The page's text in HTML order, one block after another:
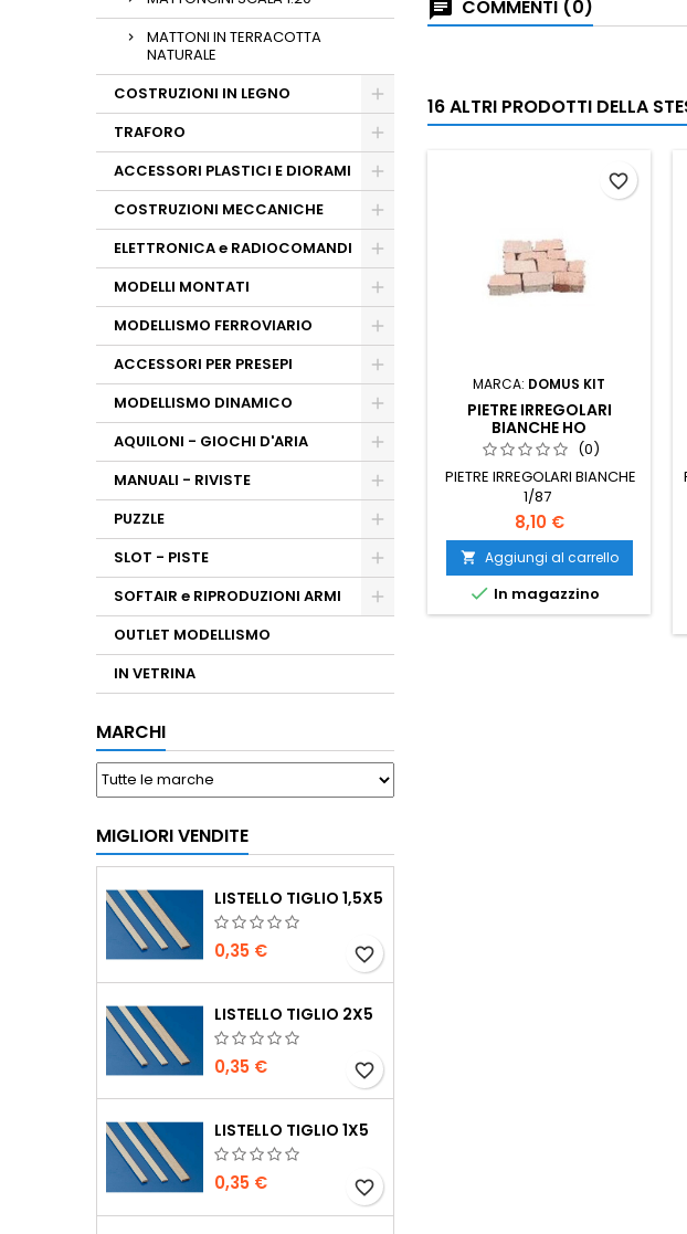
MATTONI IN TERRACOTTA
NATURALE
COSTRUZIONI IN LEGNO
TRAFORO
ACCESSORI PLASTICI E DIORAMI
COSTRUZIONI MECCANICHE
ELETTRONICA e RADIOCOMANDI
MODELLI MONTATI
MODELLISMO FERROVIARIO
ACCESSORI PER PRESEPI
MODELLISMO DINAMICO
AQUILONI - GIOCHI D'ARIA
MANUALI - RIVISTE
PUZZLE
SLOT - PISTE
SOFTAIR e RIPRODUZIONI ARMI
OUTLET MODELLISMO
IN VETRINA
MARCHI
MIGLIORI VENDITE
LISTELLO TIGLIO 1,5X5
0,35 € favorite_border
LISTELLO TIGLIO 2X5
0,35 € favorite_border
LISTELLO TIGLIO 1X5
0,35 € favorite_border
COMMENTI (0)
16 ALTRI PRODOTTI DELLA
MARCA: DOMUS KIT
PIETRE IRREGOLARI
BIANCHE HO
(0)
PIETRE IRREGOLARI BIANCHE
1/87
8,10 €
 Aggiungi al carrello
 In magazzino
favorite_border